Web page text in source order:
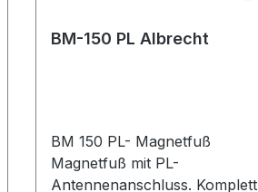
BM-150 PL Albrecht
BM 150 PL- Magnetfuß
Magnetfuß mit PL-
Antennenanschluss. Komplett